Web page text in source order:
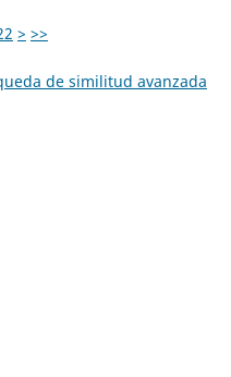
> >>
de similitud avanzada